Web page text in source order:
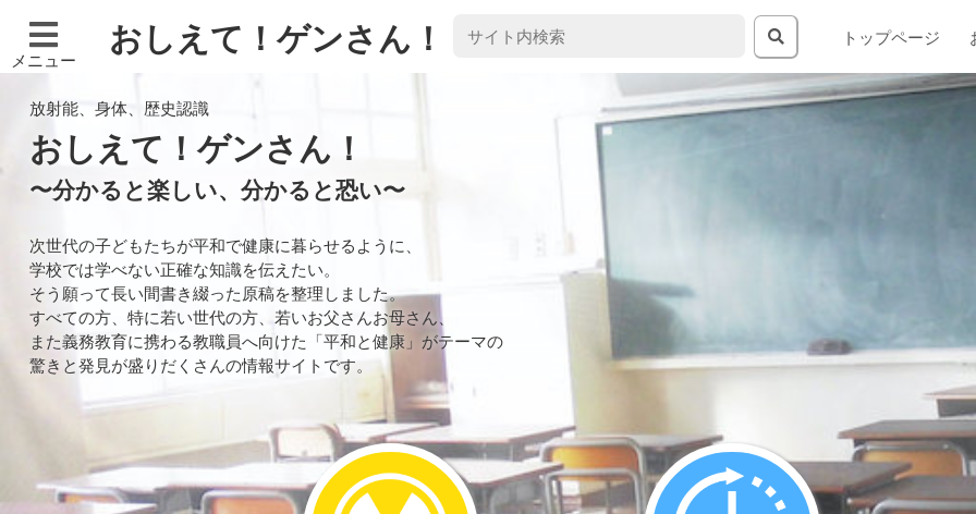
メニュー おしえて！ゲンさん！ トップページ
放射能、身体、歴史認識
おしえて！ゲンさん！
〜分かると楽しい、分かると恐い〜
次世代の子どもたちが平和で健康に暮らせるように、
学校では学べない正確な知識を伝えたい。
そう願って長い間書き綴った原稿を整理しました。
すべての方、特に若い世代の方、若いお父さんお母さん、
また義務教育に携わる教職員へ向けた「平和と健康」がテーマの
驚きと発見が盛りだくさんの情報サイトです。